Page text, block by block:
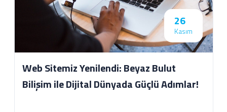
26
Kasım
Web Sitemiz Yenilendi: Beyaz Bulut
Bilişim ile Dijital Dünyada Güçlü Adımlar!